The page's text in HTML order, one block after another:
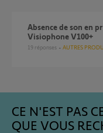
Absence de son en provenance de la platine de rue
Visiophone V100+
19 réponses AUTRES
CE N'EST PAS
QUE VOUS